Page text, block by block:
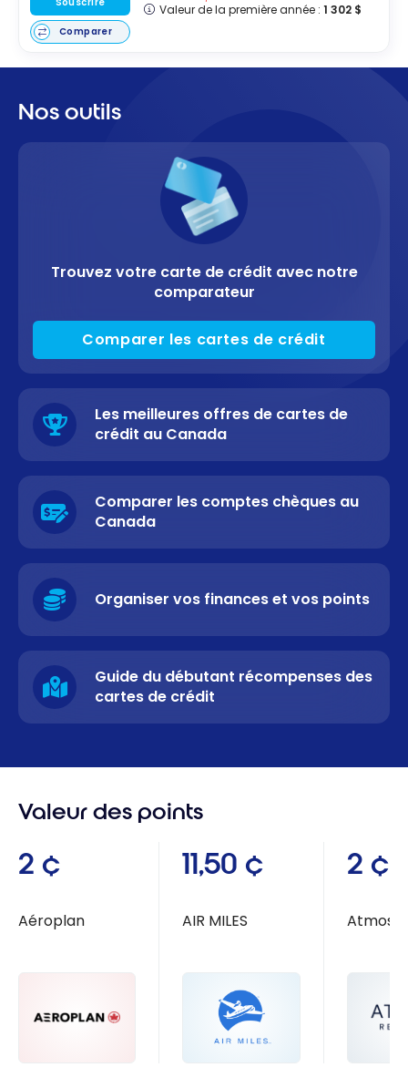
Valeur de la première année : 1 302 $
Comparer
Nos outils
Trouvez votre carte de crédit avec notre
comparateur
Comparer les cartes de crédit
Les meilleures offres de cartes de
crédit au Canada
Comparer les comptes chèques au
Canada
Organiser vos finances et vos points
Guide du débutant récompenses des
cartes de crédit
Valeur des points
2 ¢
Aéroplan
11,50 ¢
AIR MILES
2 ¢
Atmos